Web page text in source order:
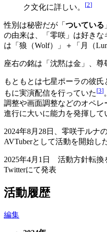
ク文化に詳しい。
[2]
性別は秘密だが「 ついている
の由来は、「零咲」は好きな
は「狼（Wolf）」＋「月（
座右の銘は「沈黙は金」、尊
もともとは七星ポーラの彼氏
もに実演配信を行っていた [3]
調整や画面調整などのオペ
進行に大いに能力を発揮して
2024年8月28日、零咲于ルナ
AVTuberとして活動を開始し
2025年4月1日 活動方針転換
Twitterにて発表
活動履歴
編集